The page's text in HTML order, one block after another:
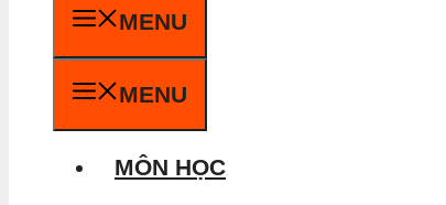
MENU
MENU
MÔN HỌC